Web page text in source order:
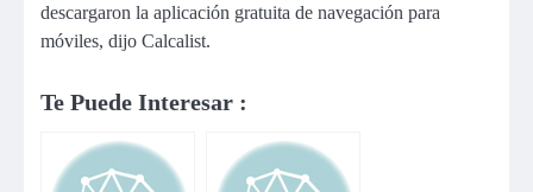
descargaron la aplicación gratuita de navegación para
móviles, dijo Calcalist.
Te Puede Interesar :